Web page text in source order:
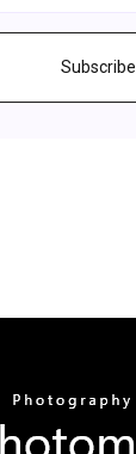
Subscribe